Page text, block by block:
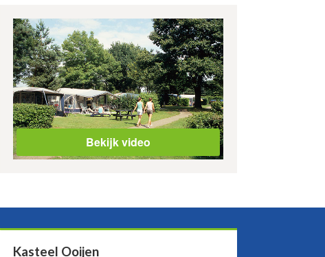
Bekijk video
Kasteel Ooijen